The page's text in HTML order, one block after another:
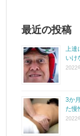
最近の投稿
上達
いけ
2022
3か
た慢
2022